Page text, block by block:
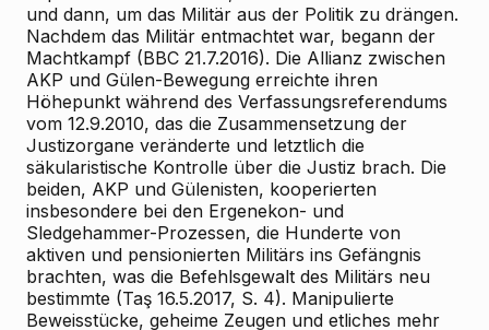
und dann, um das Militär aus der Politik zu drängen.
Nachdem das Militär entmachtet war, begann der
Machtkampf (BBC 21.7.2016). Die Allianz zwischen
AKP und Gülen-Bewegung erreichte ihren
Höhepunkt während des Verfassungsreferendums
vom 12.9.2010, das die Zusammensetzung der
Justizorgane veränderte und letztlich die
säkularistische Kontrolle über die Justiz brach. Die
beiden, AKP und Gülenisten, kooperierten
insbesondere bei den Ergenekon- und
Sledgehammer-Prozessen, die Hunderte von
aktiven und pensionierten Militärs ins Gefängnis
brachten, was die Befehlsgewalt des Militärs neu
bestimmte (Taş 16.5.2017, S. 4). Manipulierte
Beweisstücke, geheime Zeugen und etliches mehr